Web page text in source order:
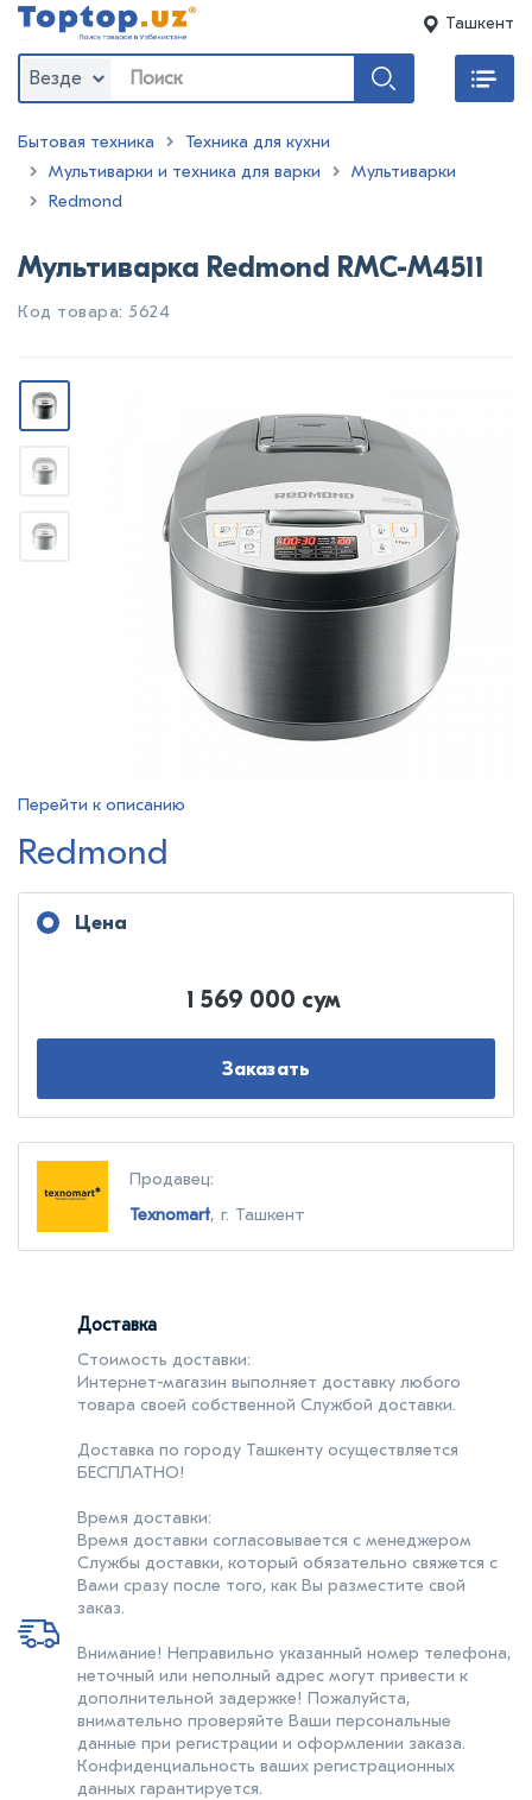
Ташкент
Везде
Бытовая техника
Техника для кухни
Мультиварки и техника для варки
Мультиварки
Redmond
Мультиварка Redmond RMC-M4511
Код товара: 5624
Перейти к описанию
Redmond
Цена
1 569 000 сум
Заказать
Продавец:
Texnomart, г. Ташкент
Доставка
Стоимость доставки:
Интернет-магазин выполняет доставку любого
товара своей собственной Службой доставки.
Доставка по городу Ташкенту осуществляется
БЕСПЛАТНО!
Время доставки:
Время доставки согласовывается с менеджером
Службы доставки, который обязательно свяжется с
Вами сразу после того, как Вы разместите свой
заказ.
Внимание! Неправильно указанный номер телефона,
неточный или неполный адрес могут привести к
дополнительной задержке! Пожалуйста,
внимательно проверяйте Ваши персональные
данные при регистрации и оформлении заказа.
Конфиденциальность ваших регистрационных
данных гарантируется.